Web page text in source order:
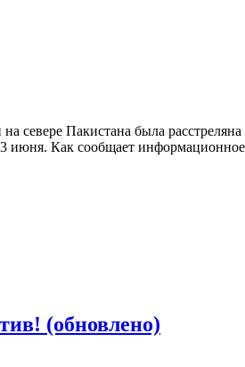
севере Пакистана была
июня. Как сообщает
(обновлено)